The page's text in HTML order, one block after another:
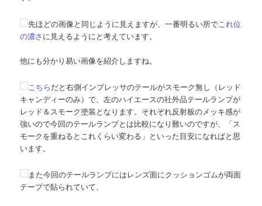
先ほどの画像と同じように見えますが、一番明るい所でこれ位
の濃さ に見えるようにと考えています。
他にも分かり易い画像を紹介しますね。
こちらだと右側インプレッサのテールがスモーク無し（レッド
キャンディーのみ）で、左のハイエースの社外品テールランプが
レッド＆スモーク塗装となります。それぞれ反射板のメッキ感が
強いので今回のテールランプとは比較になり難いのですが、「ス
モークを重ねるとこれくらい変わる」といった目安になればと思
います。
また今回のテールランプにはレンズ面にクッションゴムが両面
テープで貼られていて、